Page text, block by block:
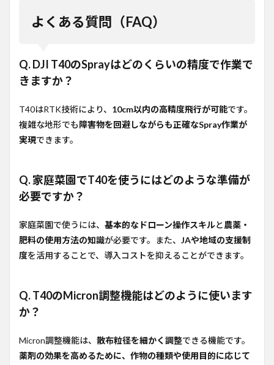
よくある質問（FAQ）
Q. DJI T40のSprayはどのくらいの精度で作業で
きますか？
T40はRTK技術により、 10cm以内の高精度飛行が可能です。
複雑な地形でも障害物を回避しながらも正確なSpray作業が
実現できます。
Q. 家庭菜園でT40を使うにはどのような準備が
必要ですか？
家庭菜園で使うには、 基本的なドローン操作スキルと農薬・
肥料の使用方法の知識が必要です。また、 JAや地域の支援制
度を活用することで、導入コストを抑えることができます。
Q. T40のMicron調整機能はどのように使います
か？
Micron調整機能は、 散布粒径を細かく調整できる機能です。
薬剤の効果を高めるために、作物の種類や使用目的に応じて